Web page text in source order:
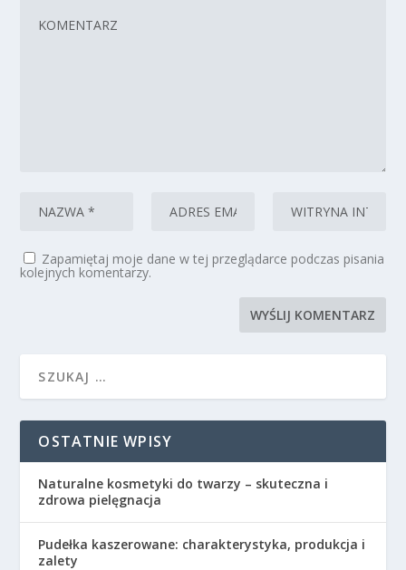
Zapamiętaj moje dane w tej przeglądarce podczas pisania
kolejnych komentarzy.
OSTATNIE WPISY
Naturalne kosmetyki do twarzy – skuteczna i
zdrowa pielęgnacja
Pudełka kaszerowane: charakterystyka, produkcja i
zalety